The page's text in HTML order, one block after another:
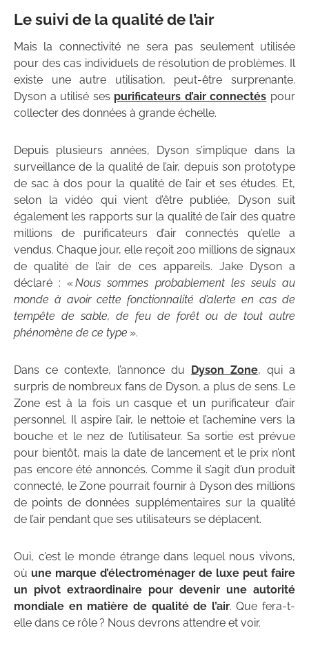
Le suivi de la qualité de l’air
Mais la connectivité ne sera pas seulement utilisée
pour des cas individuels de résolution de problèmes. Il
existe une autre utilisation, peut-être surprenante.
Dyson a utilisé ses purificateurs d’air connectés pour
collecter des données à grande échelle.
Depuis plusieurs années, Dyson s’implique dans la
surveillance de la qualité de l’air, depuis son prototype
de sac à dos pour la qualité de l’air et ses études. Et,
selon la vidéo qui vient d’être publiée, Dyson suit
également les rapports sur la qualité de l’air des quatre
millions de purificateurs d’air connectés qu’elle a
vendus. Chaque jour, elle reçoit 200 millions de signaux
de qualité de l’air de ces appareils. Jake Dyson a
déclaré : «Nous sommes probablement les seuls au
monde à avoir cette fonctionnalité d’alerte en cas de
tempête de sable, de feu de forêt ou de tout autre
phénomène de ce type ».
Dans ce contexte, l’annonce du Dyson Zone, qui a
surpris de nombreux fans de Dyson, a plus de sens. Le
Zone est à la fois un casque et un purificateur d’air
personnel. Il aspire l’air, le nettoie et l’achemine vers la
bouche et le nez de l’utilisateur. Sa sortie est prévue
pour bientôt, mais la date de lancement et le prix n’ont
pas encore été annoncés. Comme il s’agit d’un produit
connecté, le Zone pourrait fournir à Dyson des millions
de points de données supplémentaires sur la qualité
de l’air pendant que ses utilisateurs se déplacent.
Oui, c’est le monde étrange dans lequel nous vivons,
où une marque d’électroménager de luxe peut faire
un pivot extraordinaire pour devenir une autorité
mondiale en matière de qualité de l’air. Que fera-t-
elle dans ce rôle ? Nous devrons attendre et voir.